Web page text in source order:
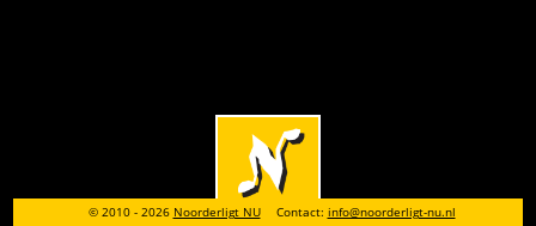
© 2010 - 2026 Noorderligt NU Contact: info@noorderligt-nu.nl